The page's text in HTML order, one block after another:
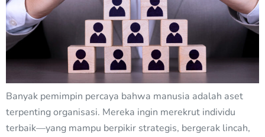
Banyak pemimpin percaya bahwa manusia adalah aset
terpenting organisasi. Mereka ingin merekrut individu
terbaik—yang mampu berpikir strategis, bergerak lincah,